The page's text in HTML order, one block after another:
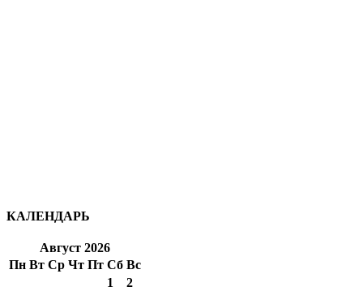
КАЛЕНДАРЬ
Август 2026
Пн Вт Ср Чт Пт Сб Вс
1
2